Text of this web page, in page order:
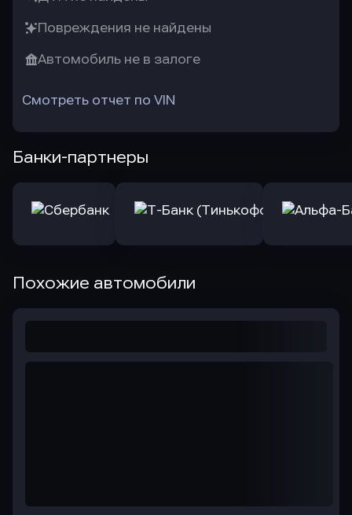
Повреждения не найдены
Автомобиль не в залоге
Смотреть отчет по VIN
Банки-партнеры
Похожие автомобили